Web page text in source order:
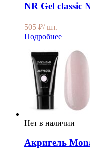
NR Gel classic
505 ₽/ шт.
Подробнее
Нет в наличии
Акригель